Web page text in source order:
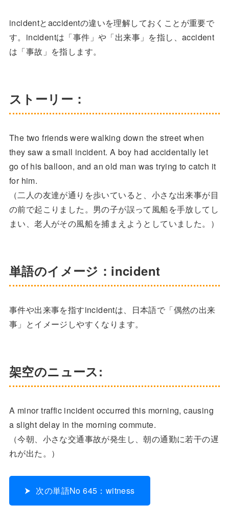
incidentとaccidentの違いを理解しておくことが重要で
す。incidentは「事件」や「出来事」を指し、accident
は「事故」を指します。
ストーリー：
The two friends were walking down the street when
they saw a small incident. A boy had accidentally let
go of his balloon, and an old man was trying to catch it
for him.
（二人の友達が通りを歩いていると、小さな出来事が目
の前で起こりました。男の子が誤って風船を手放してし
まい、老人がその風船を捕まえようとしていました。）
単語のイメージ：incident
事件や出来事を指すincidentは、日本語で「偶然の出来
事」とイメージしやすくなります。
架空のニュース:
A minor traffic incident occurred this morning, causing
a slight delay in the morning commute.
（今朝、小さな交通事故が発生し、朝の通勤に若干の遅
れが出た。）
次の単語No 645：witness